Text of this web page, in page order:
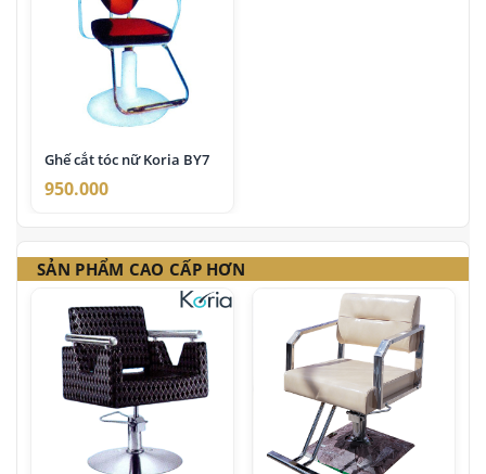
Ghế cắt tóc nữ Koria BY7
950.000
SẢN PHẨM CAO CẤP HƠN